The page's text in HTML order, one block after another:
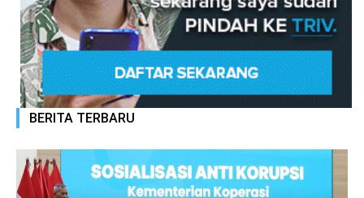
BERITA TERBARU